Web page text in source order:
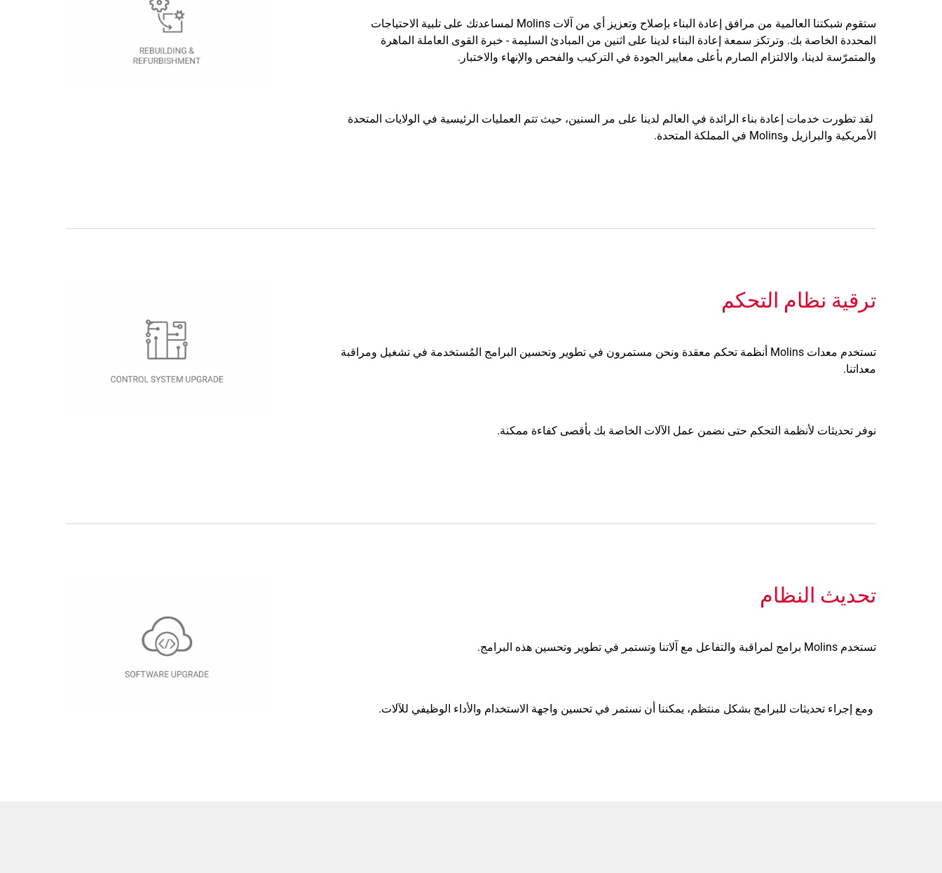
ستقوم شبكتنا العالمية من مرافق إعادة البناء بإصلاح وتعزيز أي من آلات Molins لمساعدتك على تلبية الاحتياجات
المحددة الخاصة بك. وترتكز سمعة إعادة البناء لدينا على اثنين من المبادئ السليمة - خبرة القوى العاملة الماهرة
والمتمرّسة لدينا، والالتزام الصارم بأعلى معايير الجودة في التركيب والفحص والإنهاء والاختبار.
لقد تطورت خدمات إعادة بناء الرائدة في العالم لدينا على مر السنين، حيث تتم العمليات الرئيسية في الولايات المتحدة
الأمريكية والبرازيل وMolins في المملكة المتحدة.
ترقية نظام التحكم
تستخدم معدات Molins أنظمة تحكم معقدة ونحن مستمرون في تطوير وتحسين البرامج المُستخدمة في تشغيل ومراقبة
معداتنا.
نوفر تحديثات لأنظمة التحكم حتى نضمن عمل الآلات الخاصة بك بأقصى كفاءة ممكنة.
تحديث النظام
تستخدم Molins برامج لمراقبة والتفاعل مع آلاتنا وتستمر في تطوير وتحسين هذه البرامج.
ومع إجراء تحديثات للبرامج بشكل منتظم، يمكننا أن نستمر في تحسين واجهة الاستخدام والأداء الوظيفي للآلات.